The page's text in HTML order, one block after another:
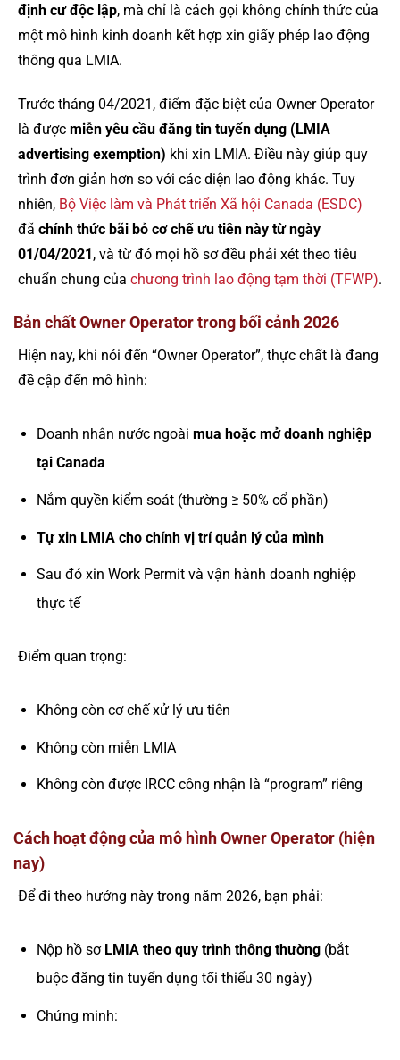
định cư độc lập, mà chỉ là cách gọi không chính thức của
một mô hình kinh doanh kết hợp xin giấy phép lao động
thông qua LMIA.
Trước tháng 04/2021, điểm đặc biệt của Owner Operator
là được miễn yêu cầu đăng tin tuyển dụng (LMIA
advertising exemption) khi xin LMIA. Điều này giúp quy
trình đơn giản hơn so với các diện lao động khác. Tuy
nhiên, Bộ Việc làm và Phát triển Xã hội Canada (ESDC)
đã chính thức bãi bỏ cơ chế ưu tiên này từ ngày
01/04/2021, và từ đó mọi hồ sơ đều phải xét theo tiêu
chuẩn chung của chương trình lao động tạm thời (TFWP).
Bản chất Owner Operator trong bối cảnh 2026
Hiện nay, khi nói đến “Owner Operator”, thực chất là đang
đề cập đến mô hình:
Doanh nhân nước ngoài mua hoặc mở doanh nghiệp
tại Canada
Nắm quyền kiểm soát (thường ≥ 50% cổ phần)
Tự xin LMIA cho chính vị trí quản lý của mình
Sau đó xin Work Permit và vận hành doanh nghiệp
thực tế
Điểm quan trọng:
Không còn cơ chế xử lý ưu tiên
Không còn miễn LMIA
Không còn được IRCC công nhận là “program” riêng
Cách hoạt động của mô hình Owner Operator (hiện
nay)
Để đi theo hướng này trong năm 2026, bạn phải:
Nộp hồ sơ LMIA theo quy trình thông thường(bắt
buộc đăng tin tuyển dụng tối thiểu 30 ngày)
Chứng minh: